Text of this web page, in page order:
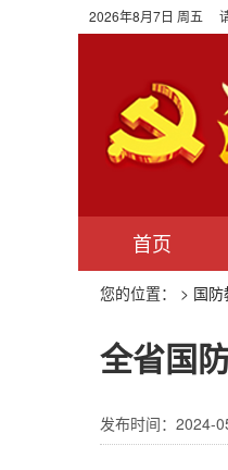
2026年8月7日 周五
首页
您的位置： > 国
全省国
发布时间：2024-